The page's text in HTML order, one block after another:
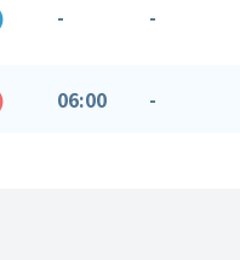
- -
06:00 -